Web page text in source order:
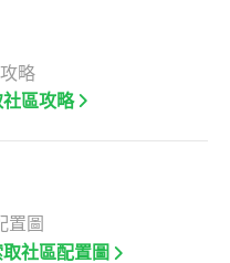
略
社區攻略
置圖
社區配置圖